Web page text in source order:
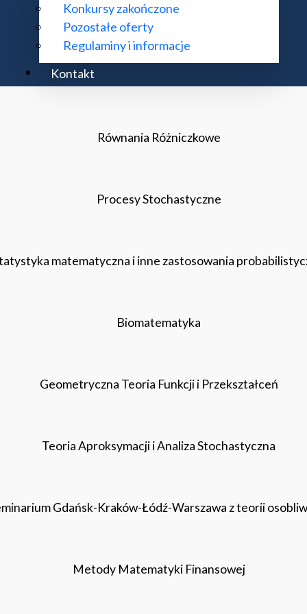
Konkursy zakończone
Pozostałe oferty
Regulaminy i informacje
KontaktMetody wariacyjne i PDE
Równania Różniczkowe
Procesy Stochastyczne
matematyczna i inne zastosowania
Biomatematyka
Geometryczna Teoria Funkcji i Przekształceń
Teoria Aproksymacji i Analiza Stochastyczna
Gdańsk-Kraków-Łódź-Warszawa z teorii
Metody Matematyki Finansowej